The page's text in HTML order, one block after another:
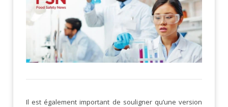
Il est également important de souligner qu’une version